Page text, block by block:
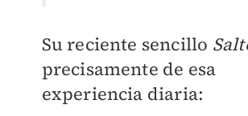
Su reciente sencillo
precisamente de esa
experiencia diaria: